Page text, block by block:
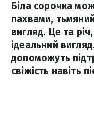
Біла сорочка
пахвами, тьмяний
вигляд. Це та
ідеальний
допоможуть
свіжість навіть